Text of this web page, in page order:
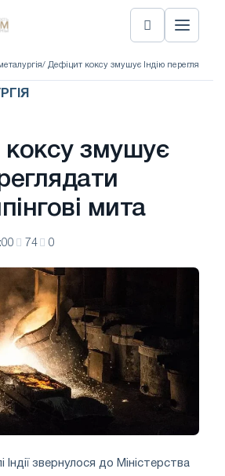
/ Дефіцит коксу змушує Індію переглядати
коксу змушує
мита
74 0
Індії звернулося до Міністерства